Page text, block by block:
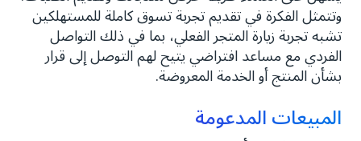
وتتمثل الفكرة في تقديم تجربة تسوق كاملة للمستهلكين
تشبه تجربة زيارة المتجر الفعلي، بما في ذلك التواصل
الفردي مع مساعد افتراضي يتيح لهم التوصل إلى قرار
بشأن المنتج أو الخدمة المعروضة.
المبيعات المدعومة